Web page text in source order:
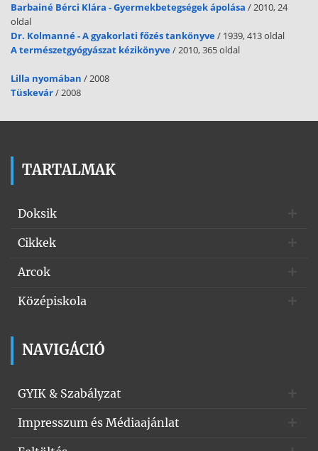
Barbainé Bérci Klára - Gyermekbetegségek ápolása / 2010, 24
oldal
Dr. Kolmanné - A gyakorlati főzés tankönyve/ 1939, 413 oldal
A természetgyógyászat kézikönyve/ 2010, 365 oldal
Lilla nyomában / 2008
Tüskevár/ 2008
TARTALMAK
Doksik
Cikkek
Arcok
Középiskola
NAVIGÁCIÓ
GYIK & Szabályzat
Impresszum és Médiaajánlat